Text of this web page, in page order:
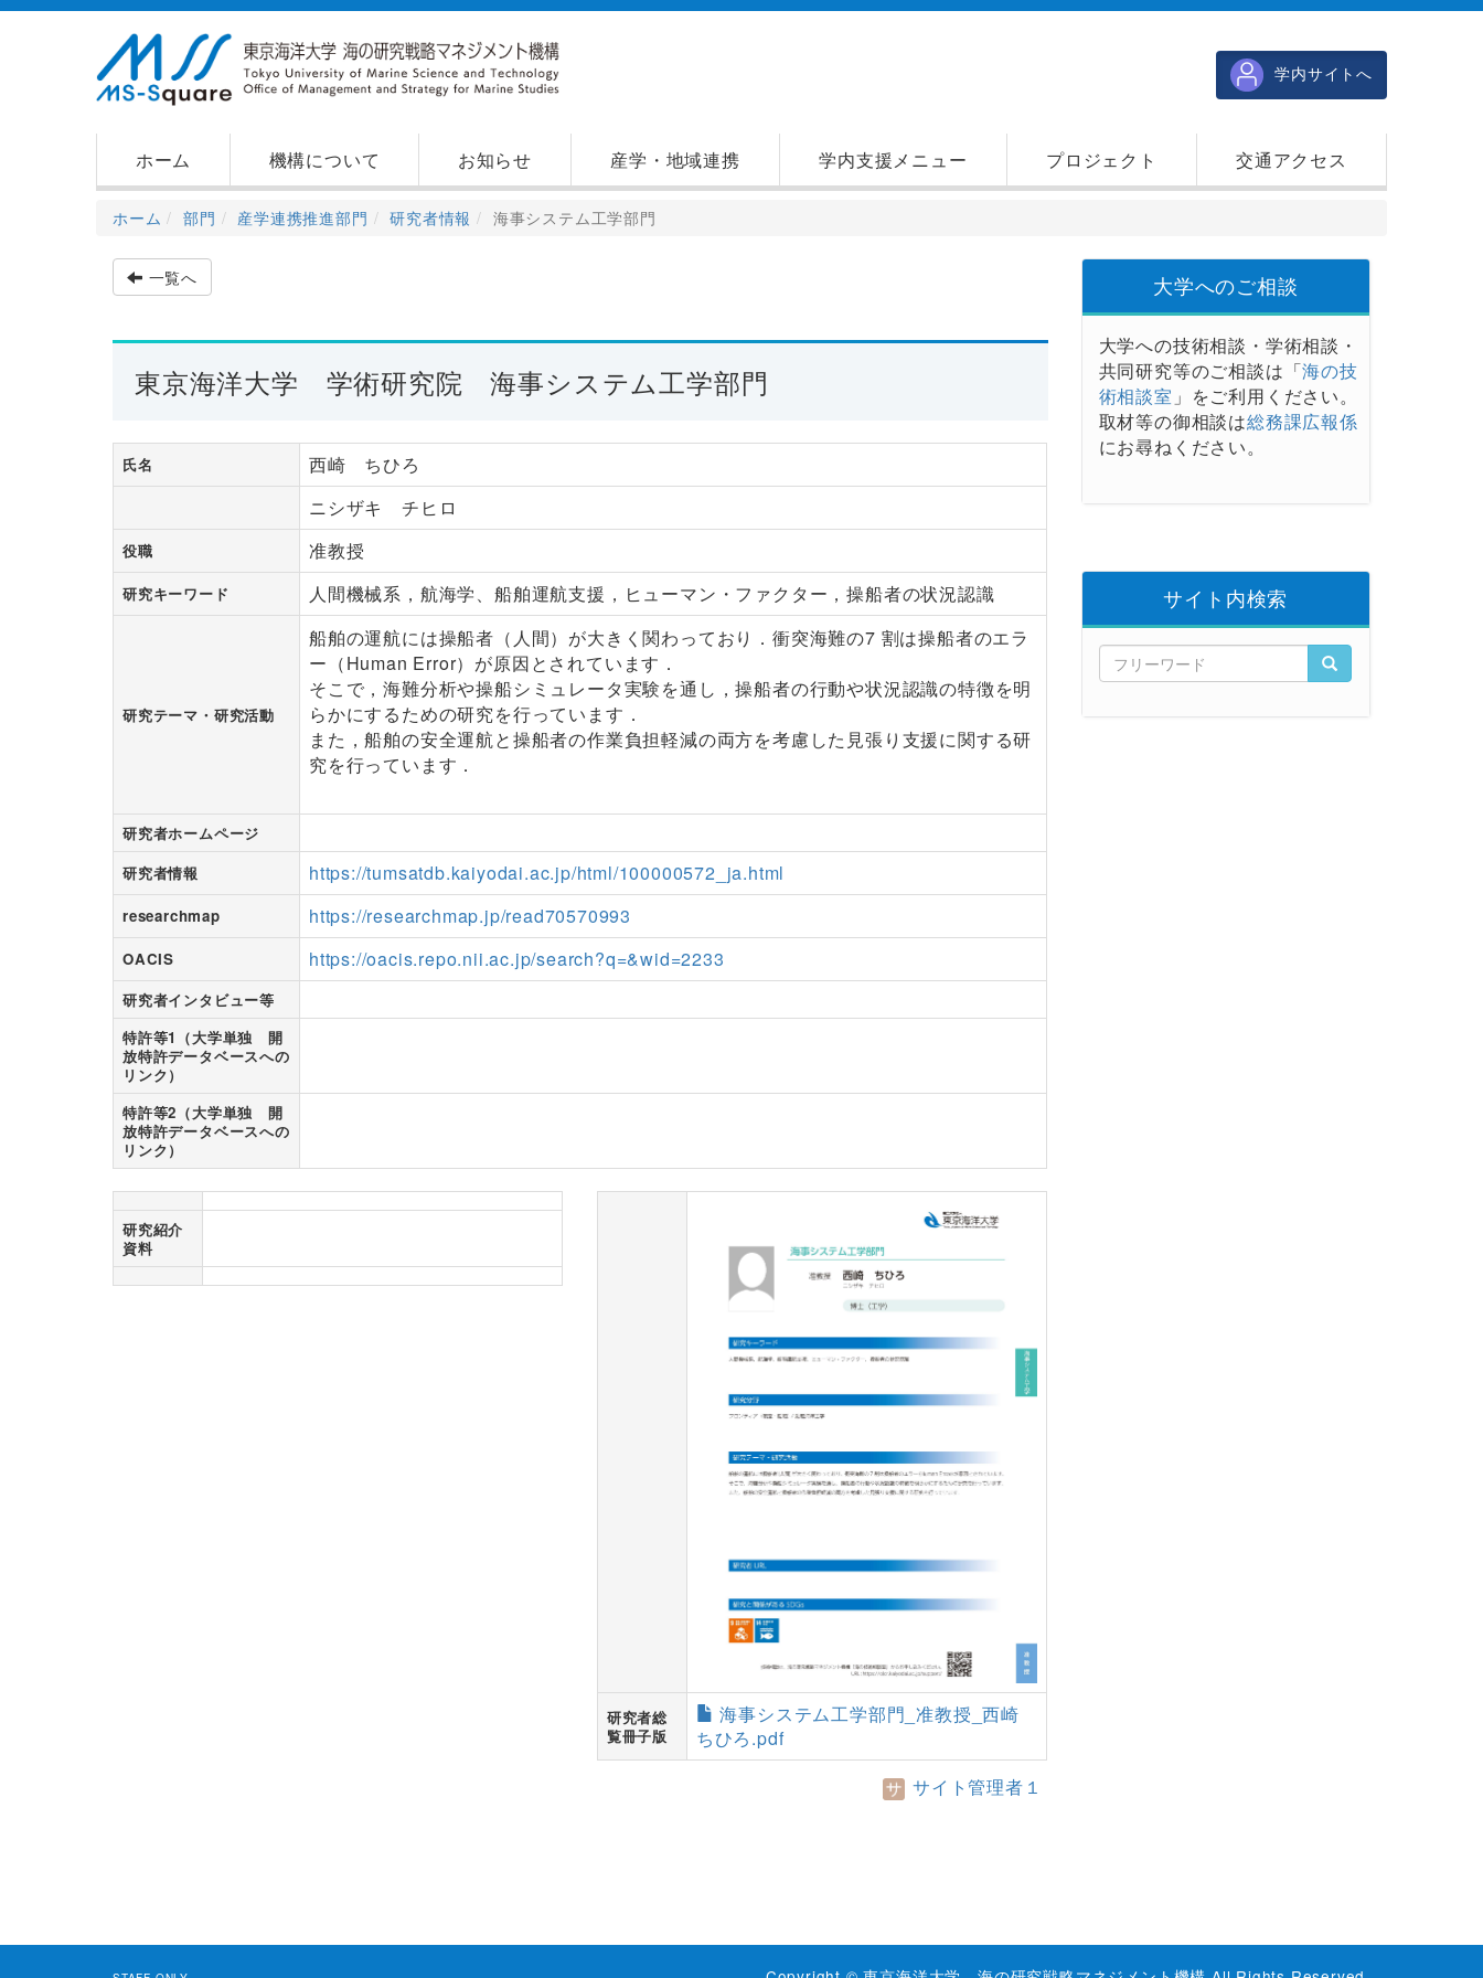
学内サイトへ
ホーム 機構について お知らせ 産学・地域連携 学内支援メニュー プロジェクト 交通アクセス
ホーム 部門 産学連携推進部門 研究者情報 海事システム工学部門
一覧へ
東京海洋大学 学術研究院 海事システム工学部門
氏名
西崎 ちひろ
ニシザキ チヒロ
役職 准教授
研究キーワード 人間機械系，航海学、船舶運航支援，ヒューマン・ファクター，操船者の状況認識
研究テーマ・研究活動
船舶の運航には操船者（人間）が大きく関わっており．衝突海難の7 割は操船者のエラ
ー（Human Error）が原因とされています．
そこで，海難分析や操船シミュレータ実験を通し，操船者の行動や状況認識の特徴を明
らかにするための研究を行っています．
また，船舶の安全運航と操船者の作業負担軽減の両方を考慮した見張り支援に関する研
究を行っています．
研究者ホームページ
研究者情報
https://tumsatdb.kaiyodai.ac.jp/html/100000572_ja.html
researchmap https://researchmap.jp/read70570993
OACIS https://oacis.repo.nii.ac.jp/search?q=&wid=2233
研究者インタビュー等
特許等1（大学単独 開
放特許データベースへの
リンク）
特許等2（大学単独 開
放特許データベースへの
リンク）
研究紹介
資料
研究者総
覧冊子版
海事システム工学部門_准教授_西崎
ちひろ.pdf
サイト管理者１
大学へのご相談
大学への技術相談・学術相談・
共同研究等のご相談は「海の技
術相談室 」をご利用ください。
取材等の御相談は総務課広報係
にお尋ねください。
サイト内検索